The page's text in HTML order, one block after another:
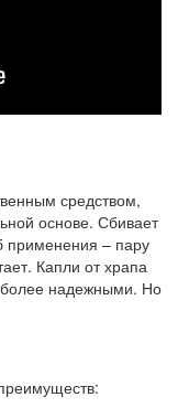
средством,
основе. Сбивает
применения – пару
Капли от храпа
более надежными. Но